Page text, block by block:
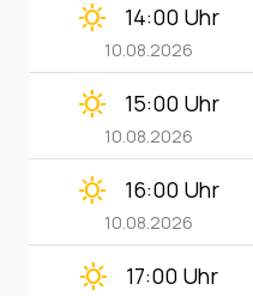
clear_day 14:00 Uhr
10.08.2026
clear_day 15:00 Uhr
10.08.2026
clear_day 16:00 Uhr
10.08.2026
clear_day 17:00 Uhr